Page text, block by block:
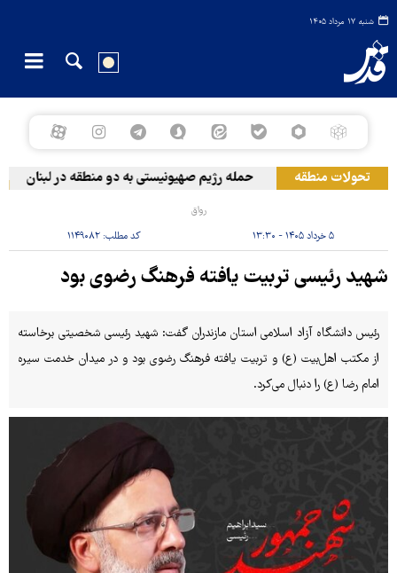
شنبه ۱۷ مرداد ۱۴۰۵
تحولات منطقه حمله رژیم صهیونیستی به دو منطقه در لبنان
رواق
۵ خرداد ۱۴۰۵ - ۱۳:۳۰ کد مطلب:۱۱۴۹۰۸۲
شهید رئیسی تربیت یافته فرهنگ رضوی بود
رئیس دانشگاه آزاد اسلامی استان مازندران گفت: شهید رئیسی شخصیتی برخاسته
از مکتب اهل‌بیت (ع) و تربیت یافته فرهنگ رضوی بود و در میدان خدمت سیره
امام رضا (ع) را دنبال می‌کرد.